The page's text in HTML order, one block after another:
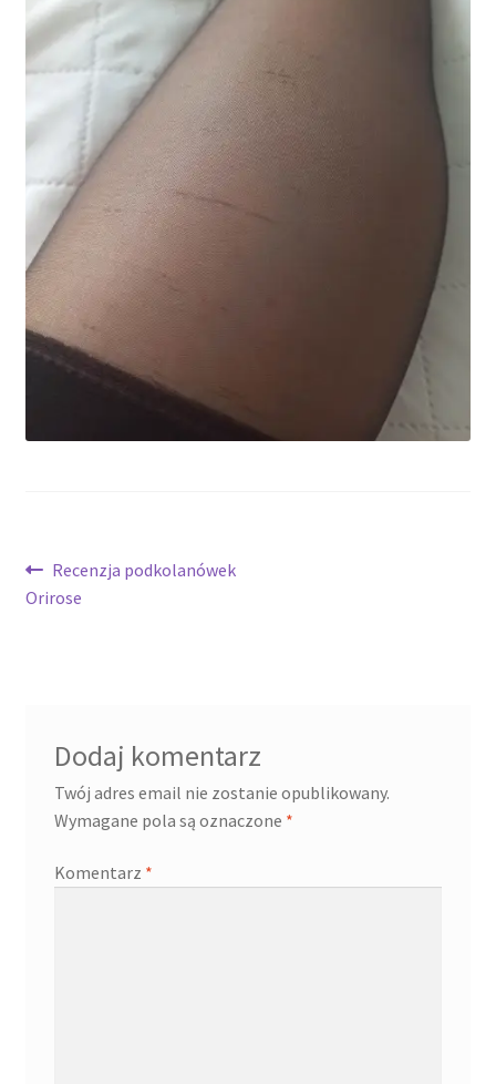
potomne
Nawigacja
wpisu
Poprzedni
wpis:
Recenzja podkolanówek
Orirose
Dodaj komentarz
Twój adres email nie zostanie opublikowany.
Wymagane pola są oznaczone *
Komentarz *